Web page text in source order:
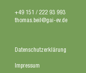
+49 151 / 222 93 993
thomas.beil@gai-ev.de
Datenschutzerklärung
Impressum